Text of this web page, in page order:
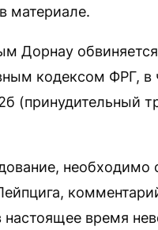
материале.
Дорнау
кодексом ФРГ, в
(принудительный
необходимо
настоящее время